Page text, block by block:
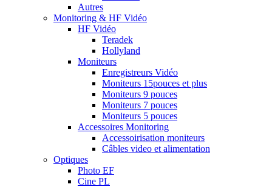
Autres
Monitoring & HF Vidéo
HF Vidéo
Teradek
Hollyland
Moniteurs
Enregistreurs Vidéo
Moniteurs 15pouces et plus
Moniteurs 9 pouces
Moniteurs 7 pouces
Moniteurs 5 pouces
Accessoires Monitoring
Accessoirisation moniteurs
Câbles video et alimentation
Optiques
Photo EF
Cine PL